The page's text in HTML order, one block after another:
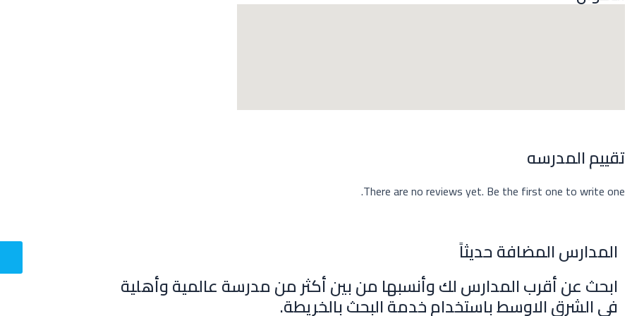
تقييم المدرسه
There are no reviews yet. Be the first one to write one.
المدارس المضافة حديثاً
ابحث عن أقرب المدارس لك وأنسبها من بين أكثر من مدرسة عالمية وأهلية
في الشرق الاوسط باستخدام خدمة البحث بالخريطة.